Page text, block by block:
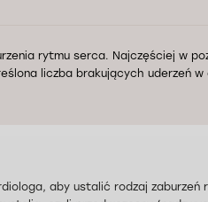
rytmu serca. Najczęściej w
liczba brakujących uderzeń w
aby ustalić rodzaj